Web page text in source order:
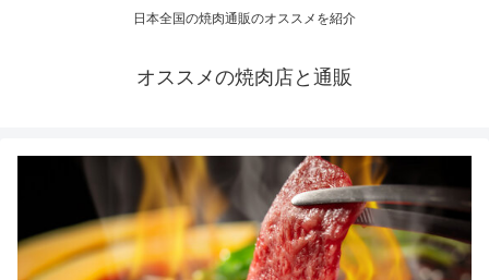
日本全国の焼肉通販のオススメを紹介
オススメの焼肉店と通販